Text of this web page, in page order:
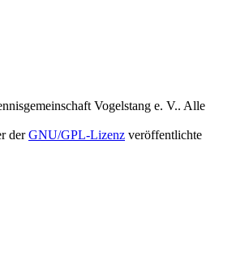
Vogelstang e. V.. Alle
derGNU/GPL-Lizenz veröffentlichte